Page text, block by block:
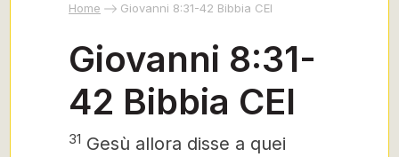
Home Giovanni 8:31-42 Bibbia CEI
Giovanni 8:31-
42 Bibbia CEI
31 Gesù allora disse a quei